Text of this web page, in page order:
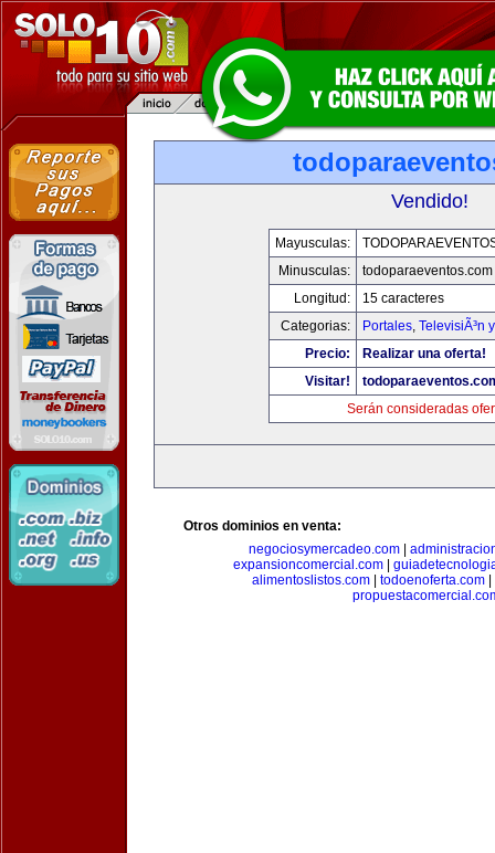
Vendido!
Mayusculas:
Minusculas:
todoparaeventos.com
Longitud:
15 caracteres
Categorias:
Portales, TelevisiÃ³n
Precio:
Realizar una oferta!
Visitar!
Serán consideradas
Otros dominios en venta:
negociosymercadeo.com|
expansioncomercial.com|
alimentoslistos.com| todoenoferta.com|